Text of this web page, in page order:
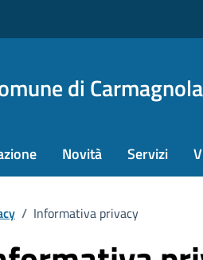
di Carmagnola
Novità Servizi
/ Informativa privacy